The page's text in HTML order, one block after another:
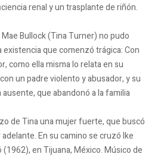
renal y un trasplante de riñón.
Bullock (Tina Turner) no pudo
existencia que comenzó trágica: Con
como ella misma lo relata en su
un padre violento y abusador, y su
que abandonó a la familia
de Tina una mujer fuerte, que buscó
En su camino se cruzó Ike
en Tijuana, México. Músico de